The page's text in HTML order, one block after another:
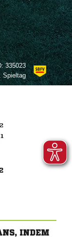
335023
Spieltag


INDEM